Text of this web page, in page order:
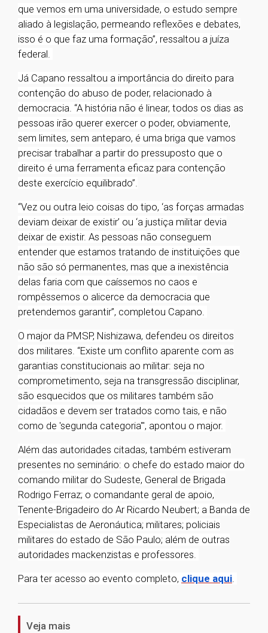
que vemos em uma universidade, o estudo sempre
aliado à legislação, permeando reflexões e debates,
isso é o que faz uma formação”, ressaltou a juíza
federal.
Já Capano ressaltou a importância do direito para
contenção do abuso de poder, relacionado à
democracia. “A história não é linear, todos os dias as
pessoas irão querer exercer o poder, obviamente,
sem limites, sem anteparo, é uma briga que vamos
precisar trabalhar a partir do pressuposto que o
direito é uma ferramenta eficaz para contenção
deste exercício equilibrado”.
“Vez ou outra leio coisas do tipo, ‘as forças armadas
deviam deixar de existir’ ou ‘a justiça militar devia
deixar de existir. As pessoas não conseguem
entender que estamos tratando de instituições que
não são só permanentes, mas que a inexistência
delas faria com que caíssemos no caos e
rompêssemos o alicerce da democracia que
pretendemos garantir”, completou Capano.
O major da PMSP, Nishizawa, defendeu os direitos
dos militares. “Existe um conflito aparente com as
garantias constitucionais ao militar: seja no
comprometimento, seja na transgressão disciplinar,
são esquecidos que os militares também são
cidadãos e devem ser tratados como tais, e não
como de 'segunda categoria'", apontou o major.
Além das autoridades citadas, também estiveram
presentes no seminário: o chefe do estado maior do
comando militar do Sudeste, General de Brigada
Rodrigo Ferraz; o comandante geral de apoio,
Tenente-Brigadeiro do Ar Ricardo Neubert; a Banda de
Especialistas de Aeronáutica; militares; policiais
militares do estado de São Paulo; além de outras
autoridades mackenzistas e professores.
Para ter acesso ao evento completo, clique aqui.
1
Veja mais